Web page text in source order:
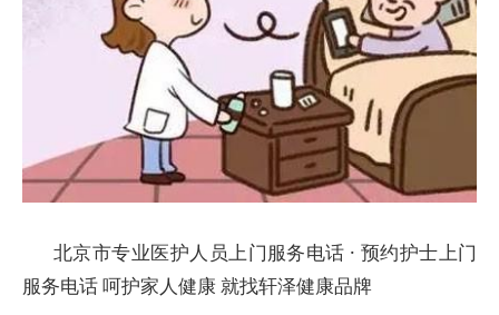
北京市专业医护人员上门服务电话 · 预约护士上门
服务电话 呵护家人健康 就找轩泽健康品牌